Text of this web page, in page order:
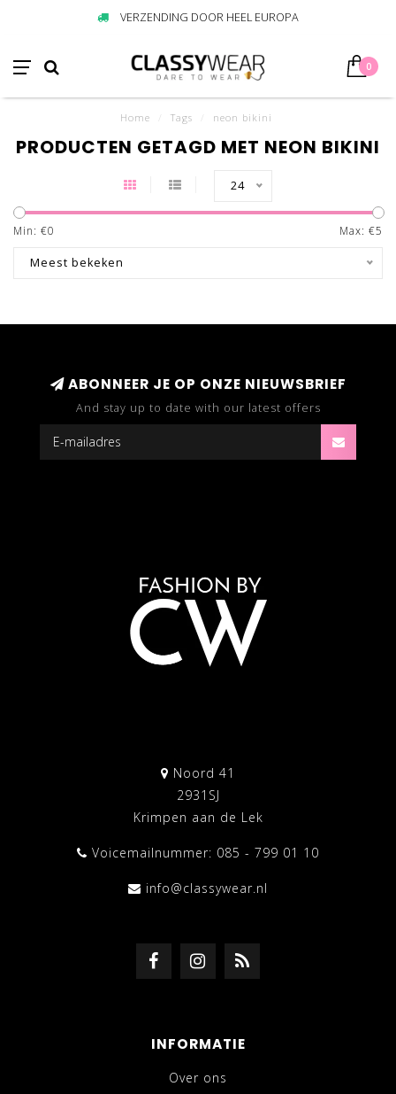
VERZENDING DOOR HEEL EUROPA
0
Home Tags neon bikini
PRODUCTEN GETAGD MET NEON BIKINI
24
Min: €0 Max: €5
Meest bekeken
ABONNEER JE OP ONZE NIEUWSBRIEF
And stay up to date with our latest offers
Noord 41
2931SJ
Krimpen aan de Lek
Voicemailnummer: 085 - 799 01 10
info@classywear.nl
INFORMATIE
Over ons